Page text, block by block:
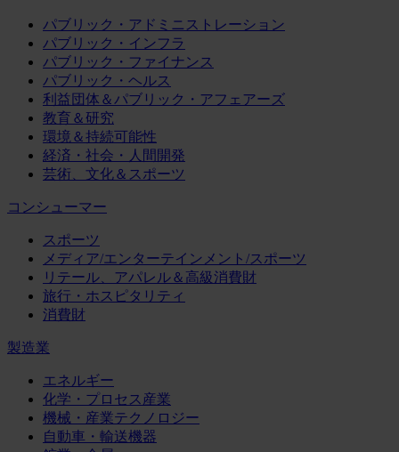
パブリック・アドミニストレーション
パブリック・インフラ
パブリック・ファイナンス
パブリック・ヘルス
利益団体＆パブリック・アフェアーズ
教育＆研究
環境＆持続可能性
経済・社会・人間開発
芸術、文化＆スポーツ
コンシューマー
スポーツ
メディア/エンターテインメント/スポーツ
リテール、アパレル＆高級消費財
旅行・ホスピタリティ
消費財
製造業
エネルギー
化学・プロセス産業
機械・産業テクノロジー
自動車・輸送機器